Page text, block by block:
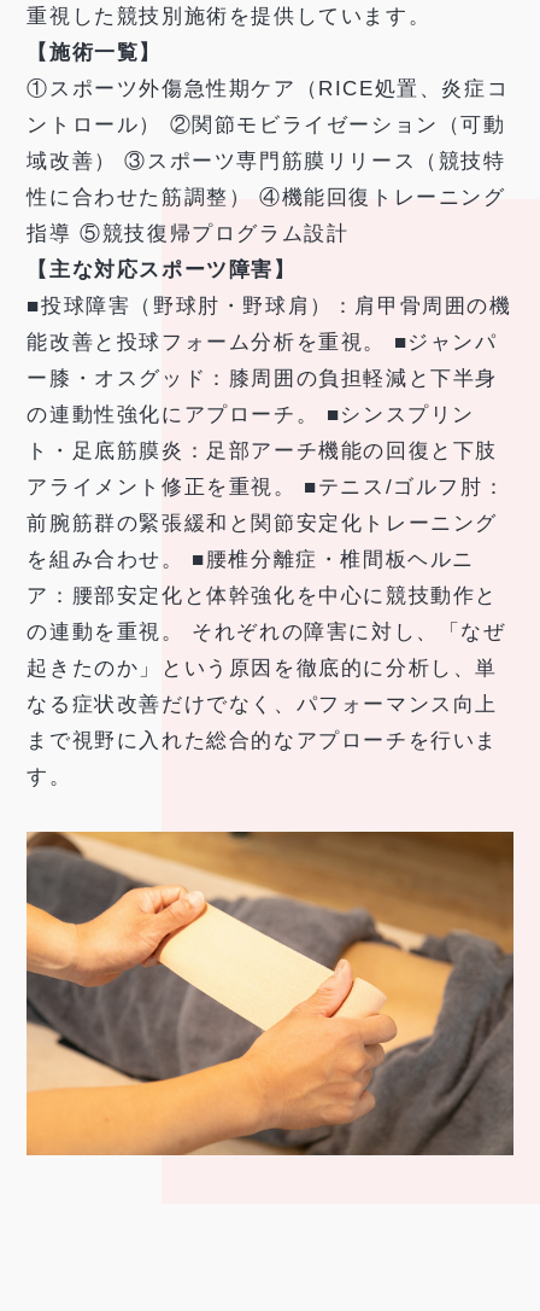
重視した競技別施術を提供しています。
【施術一覧】
①スポーツ外傷急性期ケア（RICE処置、炎症コ
ントロール） ②関節モビライゼーション（可動
域改善） ③スポーツ専門筋膜リリース（競技特
性に合わせた筋調整） ④機能回復トレーニング
指導 ⑤競技復帰プログラム設計
【主な対応スポーツ障害】
■投球障害（野球肘・野球肩）：肩甲骨周囲の機
能改善と投球フォーム分析を重視。 ■ジャンパ
ー膝・オスグッド：膝周囲の負担軽減と下半身
の連動性強化にアプローチ。 ■シンスプリン
ト・足底筋膜炎：足部アーチ機能の回復と下肢
アライメント修正を重視。 ■テニス/ゴルフ肘：
前腕筋群の緊張緩和と関節安定化トレーニング
を組み合わせ。 ■腰椎分離症・椎間板ヘルニ
ア：腰部安定化と体幹強化を中心に競技動作と
の連動を重視。 それぞれの障害に対し、「なぜ
起きたのか」という原因を徹底的に分析し、単
なる症状改善だけでなく、パフォーマンス向上
まで視野に入れた総合的なアプローチを行いま
す。